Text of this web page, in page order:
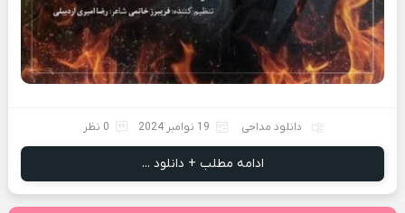
دانلود مداحی 19 نوامبر 2024 0 نظر
ادامه مطلب + دانلود ...